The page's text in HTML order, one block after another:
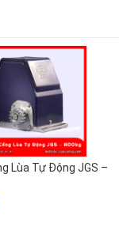
Lùa Tự Động JGS –